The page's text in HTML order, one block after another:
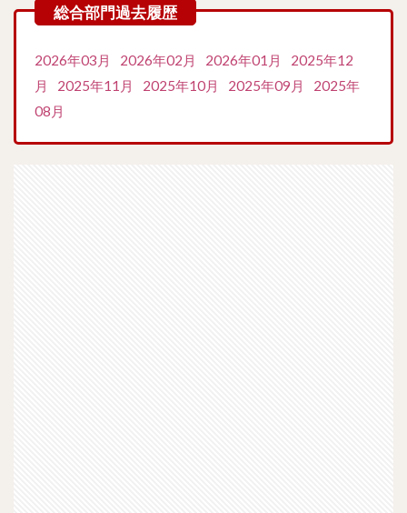
2026年03月 2026年02月 2026年01月
2025年12
月
2025年11月 2025年10月 2025年09月
2025年
08月